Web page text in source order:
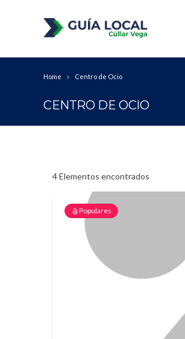
Home Centro de Ocio
CENTRO DE OCIO
4Elementos encontrados
Populares